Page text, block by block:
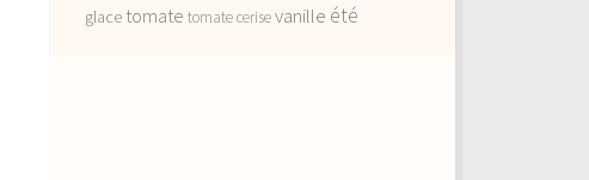
glace tomate tomate cerisevanille été